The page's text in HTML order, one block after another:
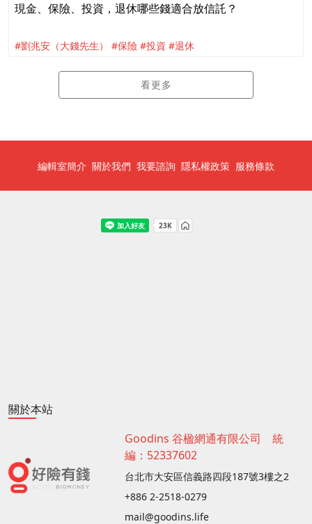
現金、保險、投資，退休哪些錢適合放信託？
#劉兆安（大錢先生） #保險 #投資 #退休
看更多
編輯室簡介 關於我們 我要諮詢 隱私權政策 服務條款
關於本站
Goodins 谷楹網通有限公司 統
編：52337602
台北市大安區信義路四段187號3樓之2
+886 2-2518-0279
mail@goodins.life